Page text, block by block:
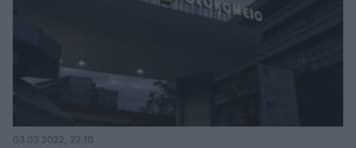
03.03.2022, 22:10